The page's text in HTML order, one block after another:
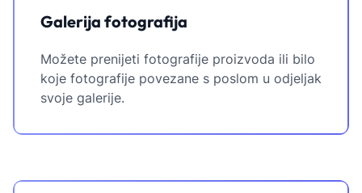
Galerija fotografija
Možete prenijeti fotografije proizvoda ili bilo
koje fotografije povezane s poslom u odjeljak
svoje galerije.